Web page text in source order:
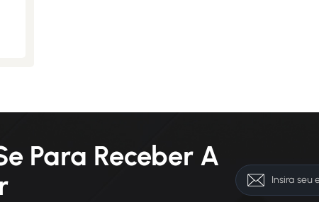
Para Receber A